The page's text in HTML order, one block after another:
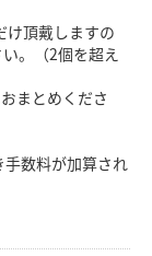
け頂戴しますの
。（2個を超え
まとめくださ
数料が加算され